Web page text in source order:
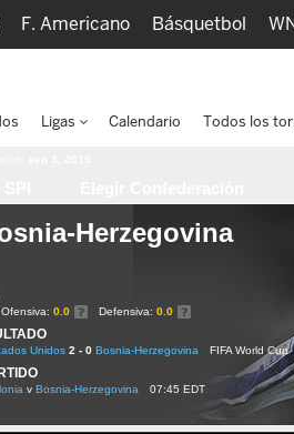
Herzegovina
Ofensiva: 0.0 Defensiva: 0.0
Unidos 2 - 0 Bosnia-Herzegovina FIFA World Cup
v Bosnia-Herzegovina 07:45 EDT
F. Americano Básquetbol
Ligas Calendario Todos los